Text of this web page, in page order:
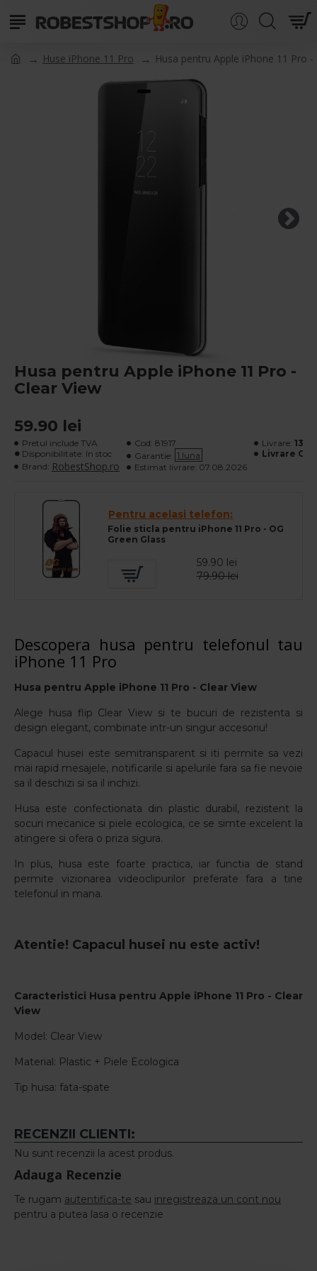
Huse iPhone 11 Pro Husa pentru Apple iPhone 11 Pro -
Husa pentru Apple iPhone 11 Pro -
Clear View
59.90 lei
Pretul include TVA
Disponibilitate: In stoc
Brand: RobestShop.ro
Cod: 81917
Garantie: 1 luna
Estimat livrare: 07.08.2026
Livrare: 13 lei
Livrare
Pentru acelasi telefon:
Folie sticla pentru iPhone 11 Pro - OG
Green Glass
59.90 lei
79.90 lei
Descopera husa pentru telefonul tau
iPhone 11 Pro
Husa pentru Apple iPhone 11 Pro - Clear View
Alege husa flip Clear View si te bucuri de rezistenta si
design elegant, combinate intr-un singur accesoriu!
Capacul husei este semitransparent si iti permite sa vezi
mai rapid mesajele, notificarile si apelurile fara sa fie nevoie
sa il deschizi si sa il inchizi.
Husa este confectionata din plastic durabil, rezistent la
socuri mecanice si piele ecologica, ce se simte excelent la
atingere si ofera o priza sigura.
In plus, husa este foarte practica, iar functia de stand
permite vizionarea videoclipurilor preferate fara a tine
telefonul in mana.
Atentie! Capacul husei nu este activ!
Caracteristici Husa pentru Apple iPhone 11 Pro - Clear
View
Model: Clear View
Material: Plastic + Piele Ecologica
Tip husa: fata-spate
RECENZII CLIENTI:
Nu sunt recenzii la acest produs.
Adauga Recenzie
Te rugam autentifica-te sau inregistreaza un cont nou
pentru a putea lasa o recenzie